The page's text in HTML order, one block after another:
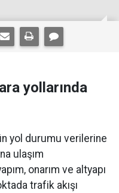
yollarında
yol durumu verilerine
ulaşım
onarım ve altyapı
trafik akışı